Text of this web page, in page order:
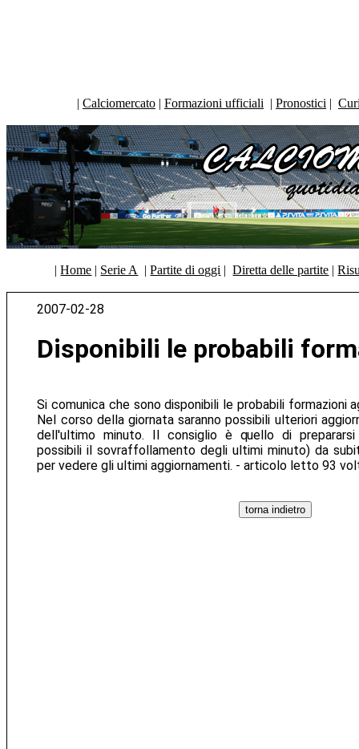
| Calciomercato | Formazioni ufficiali | Pronostici |
|Home | Serie A |Partite di oggi |Diretta delle partite |
2007-02-28
Disponibili le probabili
Si comunica che sono disponibili le probabili formazioni
Nel corso della giornata saranno possibili ulteriori
dell'ultimo minuto. Il consiglio è quello di
possibili il sovraffollamento degli ultimi minuto) da
per vedere gli ultimi aggiornamenti. - articolo letto 93